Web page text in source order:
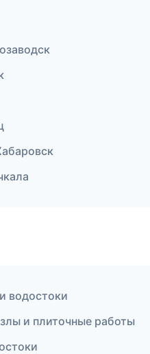
водостоки
и плиточные работы